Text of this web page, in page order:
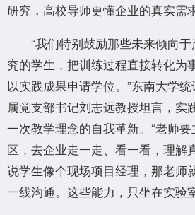
研究，高校导师更懂企业的真实需
“我们特别鼓励那些未来倾向
究的学生，把训练过程直接转化为
以实践成果申请学位。”东南大学
属党支部书记刘志远教授坦言，实
一次教学理念的自我革新。“老师
区，去企业走一走、看一看，理解
说学生像个现场项目经理，那老师
一线沟通。这些能力，只坐在实验